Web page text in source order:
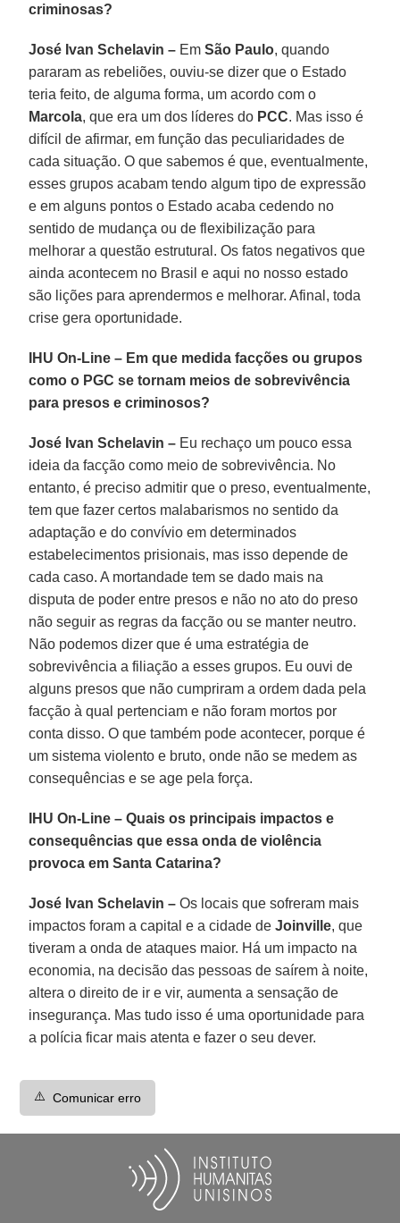
criminosas?
José Ivan Schelavin – EmSão Paulo, quando
pararam as rebeliões, ouviu-se dizer que o Estado
teria feito, de alguma forma, um acordo com o
Marcola, que era um dos líderes do PCC. Mas isso é
difícil de afirmar, em função das peculiaridades de
cada situação. O que sabemos é que, eventualmente,
esses grupos acabam tendo algum tipo de expressão
e em alguns pontos o Estado acaba cedendo no
sentido de mudança ou de flexibilização para
melhorar a questão estrutural. Os fatos negativos que
ainda acontecem no Brasil e aqui no nosso estado
são lições para aprendermos e melhorar. Afinal, toda
crise gera oportunidade.
IHU On-Line– Em que medida facções ou grupos
como o PGC se tornam meios de sobrevivência
para presos e criminosos?
José Ivan Schelavin – Eu rechaço um pouco essa
ideia da facção como meio de sobrevivência. No
entanto, é preciso admitir que o preso, eventualmente,
tem que fazer certos malabarismos no sentido da
adaptação e do convívio em determinados
estabelecimentos prisionais, mas isso depende de
cada caso. A mortandade tem se dado mais na
disputa de poder entre presos e não no ato do preso
não seguir as regras da facção ou se manter neutro.
Não podemos dizer que é uma estratégia de
sobrevivência a filiação a esses grupos. Eu ouvi de
alguns presos que não cumpriram a ordem dada pela
facção à qual pertenciam e não foram mortos por
conta disso. O que também pode acontecer, porque é
um sistema violento e bruto, onde não se medem as
consequências e se age pela força.
IHU On-Line– Quais os principais impactos e
consequências que essa onda de violência
provoca em Santa Catarina?
José Ivan Schelavin – Os locais que sofreram mais
impactos foram a capital e a cidade deJoinville, que
tiveram a onda de ataques maior. Há um impacto na
economia, na decisão das pessoas de saírem à noite,
altera o direito de ir e vir, aumenta a sensação de
insegurança. Mas tudo isso é uma oportunidade para
a polícia ficar mais atenta e fazer o seu dever.
⚠️ Comunicar erro